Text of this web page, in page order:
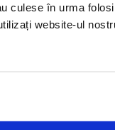
culese în urma
website-ul